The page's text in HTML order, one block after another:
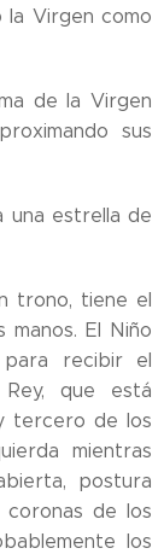
la Virgen como
de la Virgen
sus
una estrella de
trono, tiene el
El Niño
recibir el
que está
tercero de los
mientras
postura
de los
los